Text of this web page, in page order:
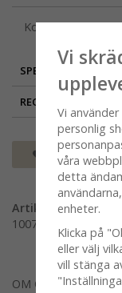
Kombattanterna,
SPECIFIKATION
RECENSIONER
Spara som
Artikelnummer:
100781-0745
OM OSS
Vi
Vi
personlig
våra
detta
enheter.
Klicka på
eller välj
vill stänga